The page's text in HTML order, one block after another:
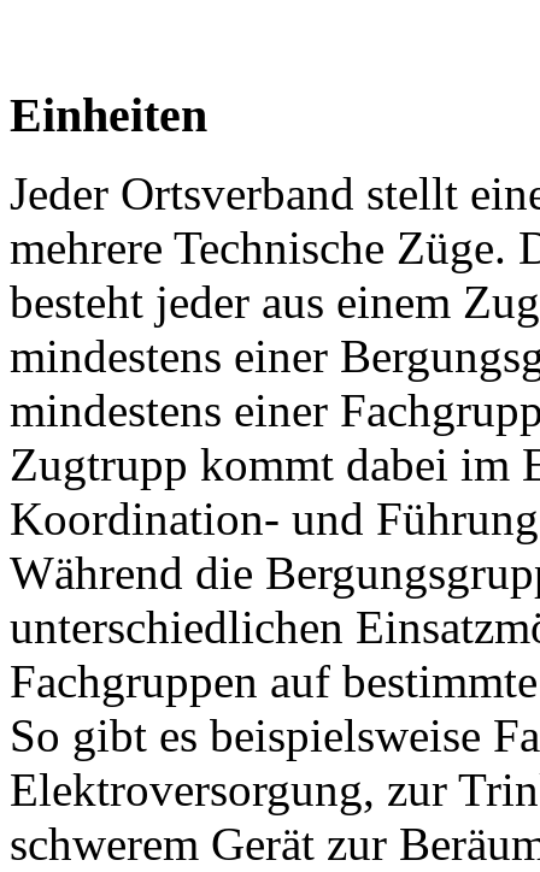
Einheiten
Jeder Ortsverband stellt
mehrere Technische Züge.
besteht jeder aus einem
mindestens einer
mindestens einer
Zugtrupp kommt dabei im
Koordination- und
Während die
unterschiedlichen
Fachgruppen auf
So gibt es beispielsweise
Elektroversorgung, zur
schwerem Gerät zur